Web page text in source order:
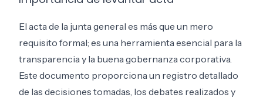
El acta de la junta general es más que un mero
requisito formal; es una herramienta esencial para la
transparencia y la buena gobernanza corporativa.
Este documento proporciona un registro detallado
de las decisiones tomadas, los debates realizados y